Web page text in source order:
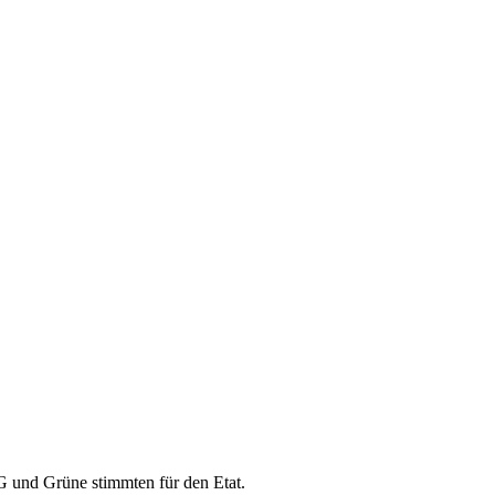
und Grüne stimmten für den Etat.